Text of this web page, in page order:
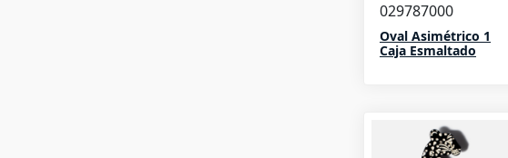
029787000
Oval Asimétrico 1
Caja Esmaltado